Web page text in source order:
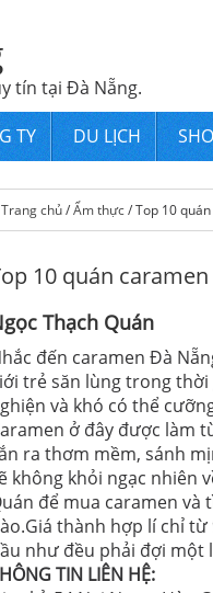
tín tại Đà Nẵng.
TY DU LỊCH
Trang chủ/Ẩm thực/ Top 10
10 quán
Thạch Quán
đến caramen Đà
trẻ săn lùng trong
và khó có thể
ở đây được làm
ra thơm mềm, sánh
không khỏi ngạc nhiên
để mua caramen và
thành hợp lí chỉ từ
như đều phải đợi một
TIN LIÊN HỆ: